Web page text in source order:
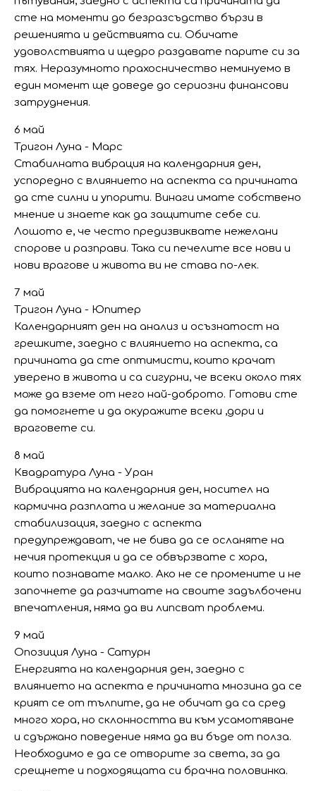
сте на моменти до безразсъдство бързи в
решенията и действията си. Обичате
удоволствията и щедро раздавате парите си за
тях. Неразумното прахосничество неминуемо в
един момент ще доведе до сериозни финансови
затруднения.
6 май
Тригон Луна - Марс
Стабилната вибрация на календарния ден,
успоредно с влиянието на аспекта са причината
да сте силни и упорити. Винаги имате собствено
мнение и знаете как да защитите себе си.
Лошото е, че често предизвиквате нежелани
спорове и разправи. Така си печелите все нови и
нови врагове и живота ви не става по-лек.
7 май
Тригон Луна - Юпитер
Календарният ден на анализ и осъзнатост на
грешките, заедно с влиянието на аспекта, са
причината да сте оптимисти, които крачат
уверено в живота и са сигурни, че всеки около тях
може да вземе от него най-доброто. Готови сте
да помогнете и да окуражите всеки ,дори и
враговете си.
8 май
Квадратура Луна - Уран
Вибрацията на календарния ден, носител на
кармична разплата и желание за материална
стабилизация, заедно с аспекта
предупреждават, че не бива да се осланяте на
нечия протекция и да се обвързвате с хора,
които познавате малко. Ако не се промените и не
започнете да разчитате на своите задълбочени
впечатления, няма да ви липсват проблеми.
9 май
Опозиция Луна - Сатурн
Енергията на календарния ден, заедно с
влиянието на аспекта е причината мнозина да се
крият се от тълпите, да не обичат да са сред
много хора, но склонността ви към усамотяване
и сдържано поведение няма да ви бъде от полза.
Необходимо е да се отворите за света, за да
срещнете и подходящата си брачна половинка.